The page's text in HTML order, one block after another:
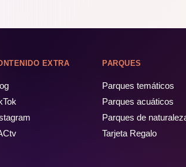
EXTRA PARQUES
Parques temáticos
Parques acuáticos
Parques de
Tarjeta Regalo